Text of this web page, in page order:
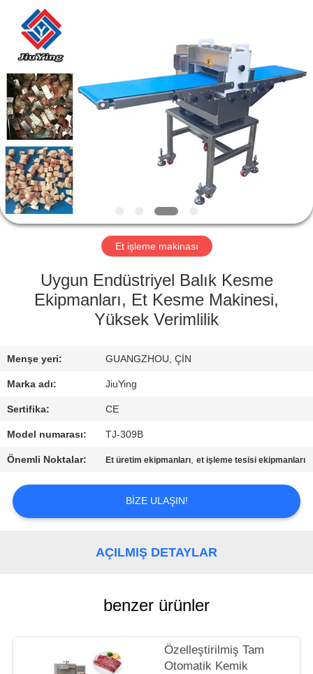
EVDE
ÜRÜN
VR
GÖSTERISI
BIZIM
HAKKIMIZDA
FABRIKA
KALITE
KONTROLÜ
BIZIMLE
İLETIŞIM
HABERLER
İSTE
Machinery
Co.,Ltd.
Reserved.
Et işleme makinası
Uygun Endüstriyel Balık Kesme
Ekipmanları, Et Kesme Makinesi,
Yüksek Verimlilik
Menşe yeri: GUANGZHOU, ÇİN
Marka adı: JiuYing
Sertifika: CE
Model numarası: TJ-309B
Önemli Noktalar: Et üretim ekipmanları,et işleme tesisi ekipmanları
BIZE ULAŞIN!
AÇILMIŞ DETAYLAR
benzer ürünler
Özelleştirilmiş Tam
Otomatik Kemik